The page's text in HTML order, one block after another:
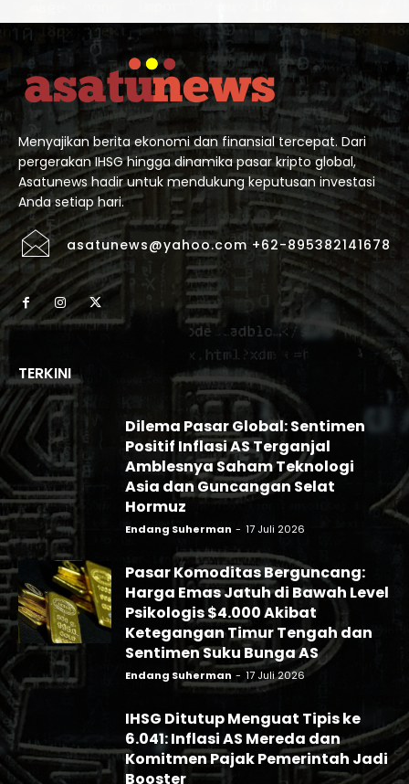
Menyajikan berita ekonomi dan finansial tercepat. Dari
pergerakan IHSG hingga dinamika pasar kripto global,
Asatunews hadir untuk mendukung keputusan investasi
Anda setiap hari.
asatunews@yahoo.com +62-895382141678
TERKINI
Dilema Pasar Global: Sentimen
Positif Inflasi AS Terganjal
Amblesnya Saham Teknologi
Asia dan Guncangan Selat
Hormuz
Endang Suherman - 17 Juli 2026
Pasar Komoditas Berguncang:
Harga Emas Jatuh di Bawah Level
Psikologis $4.000 Akibat
Ketegangan Timur Tengah dan
Sentimen Suku Bunga AS
Endang Suherman - 17 Juli 2026
IHSG Ditutup Menguat Tipis ke
6.041: Inflasi AS Mereda dan
Komitmen Pajak Pemerintah Jadi
Booster